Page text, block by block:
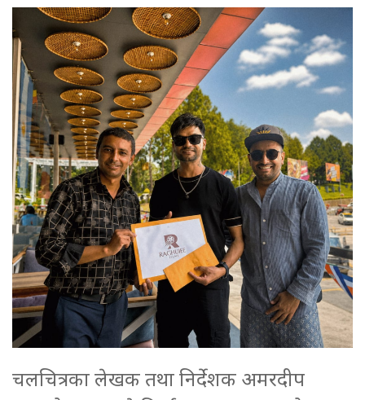
चलचित्रका लेखक तथा निर्देशक अमरदीप